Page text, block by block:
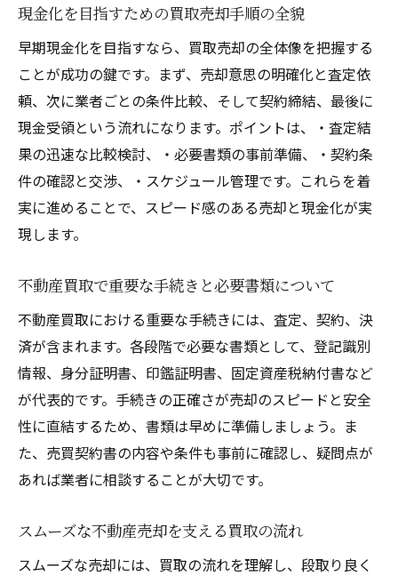
現金化を目指すための買取売却手順の全貌
早期現金化を目指すなら、買取売却の全体像を把握する
ことが成功の鍵です。まず、売却意思の明確化と査定依
頼、次に業者ごとの条件比較、そして契約締結、最後に
現金受領という流れになります。ポイントは、・査定結
果の迅速な比較検討、・必要書類の事前準備、・契約条
件の確認と交渉、・スケジュール管理です。これらを着
実に進めることで、スピード感のある売却と現金化が実
現します。
不動産買取で重要な手続きと必要書類について
不動産買取における重要な手続きには、査定、契約、決
済が含まれます。各段階で必要な書類として、登記識別
情報、身分証明書、印鑑証明書、固定資産税納付書など
が代表的です。手続きの正確さが売却のスピードと安全
性に直結するため、書類は早めに準備しましょう。ま
た、売買契約書の内容や条件も事前に確認し、疑問点が
あれば業者に相談することが大切です。
スムーズな不動産売却を支える買取の流れ
スムーズな売却には、買取の流れを理解し、段取り良く